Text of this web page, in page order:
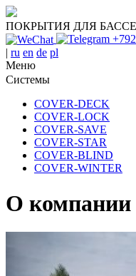
ПОКРЫТИЯ ДЛЯ
| ru en de pl
Меню
Системы
COVER-DECK
COVER-LOСK
COVER-SAVE
COVER-STAR
COVER-BLIND
COVER-WINTER
О компании